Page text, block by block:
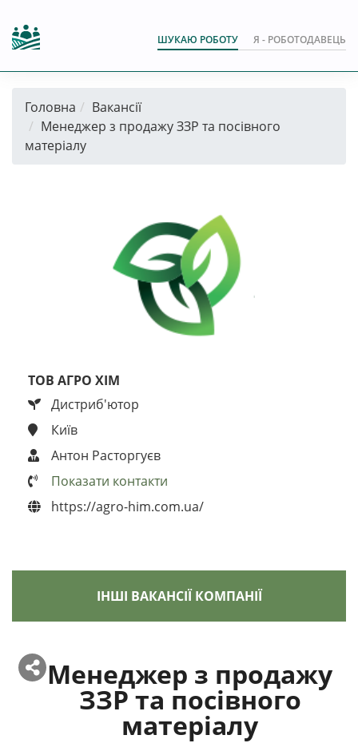
ШУКАЮ РОБОТУ Я - РОБОТОДАВЕЦЬ
Головна
Вакансії
Менеджер з продажу ЗЗР та посівного
матеріалу
ТОВ АГРО ХІМ
Дистриб'ютор
Київ
Антон Расторгуєв
Показати контакти
https://agro-him.com.ua/
ІНШІ ВАКАНСІЇ КОМПАНІЇ
Менеджер з продажу
ЗЗР та посівного
матеріалу